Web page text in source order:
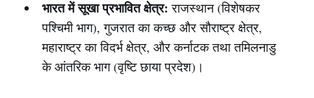
भारत में सूखा प्रभावित क्षेत्र: राजस्थान (विशेषकर
पश्चिमी भाग), गुजरात का कच्छ और सौराष्ट्र क्षेत्र,
महाराष्ट्र का विदर्भ क्षेत्र, और कर्नाटक तथा तमिलनाडु
के आंतरिक भाग (वृष्टि छाया प्रदेश)।